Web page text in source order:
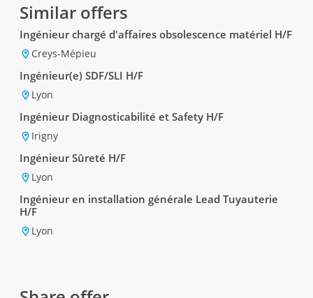
Similar offers
Ingénieur chargé d'affaires obsolescence matériel H/F
Creys-Mépieu
Ingénieur(e) SDF/SLI H/F
Lyon
Ingénieur Diagnosticabilité et Safety H/F
Irigny
Ingénieur Sûreté H/F
Lyon
Ingénieur en installation générale Lead Tuyauterie
H/F
Lyon